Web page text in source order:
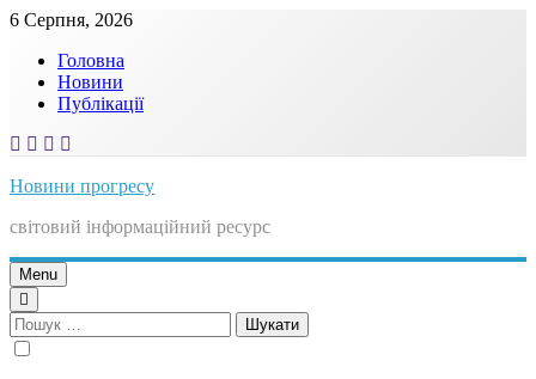
Skip
content
6 Серпня, 2026
Головна
Новини
Публікації
Новини прогресу
світовий інформаційний ресурс
Menu
Пошук: